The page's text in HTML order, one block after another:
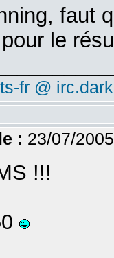
faut
le
fr @
: 23/07/
!!!